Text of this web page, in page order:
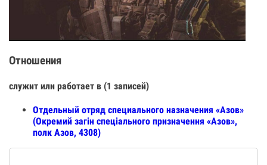
Отношения
служит или работает в (1 записей)
Отдельный отряд специального назначения «Азов»
(Окремий загін спеціального призначення «Азов»,
полк Азов, 4308)